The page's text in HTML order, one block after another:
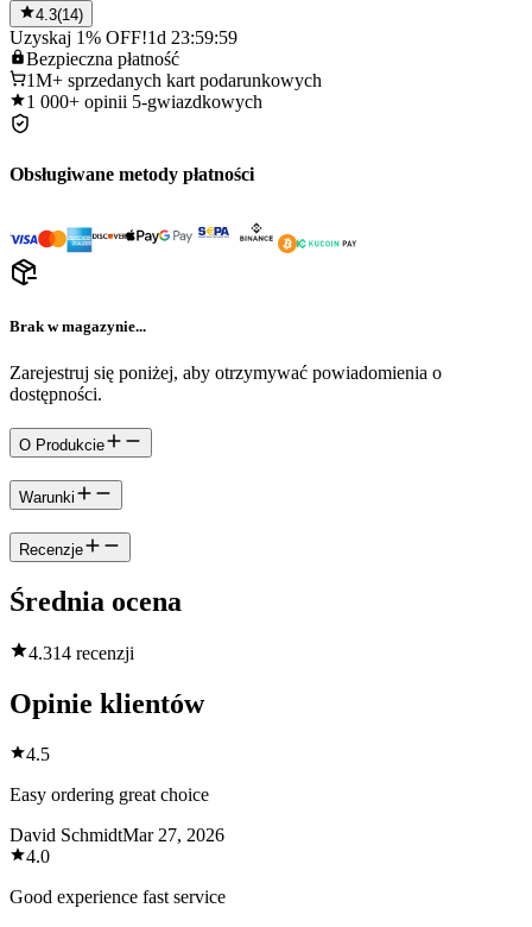
4.3(14)
Uzyskaj 1% OFF!1d 23:59:59
Bezpieczna płatność
1M+ sprzedanych kart podarunkowych
1 000+ opinii 5-gwiazdkowych
Obsługiwane metody płatności
Brak w magazynie...
Zarejestruj się poniżej, aby otrzymywać powiadomienia o
dostępności.
O Produkcie
Warunki
Recenzje
Średnia ocena
4.314 recenzji
Opinie klientów
4.5
Easy ordering great choice
David SchmidtMar 27, 2026
4.0
Good experience fast service